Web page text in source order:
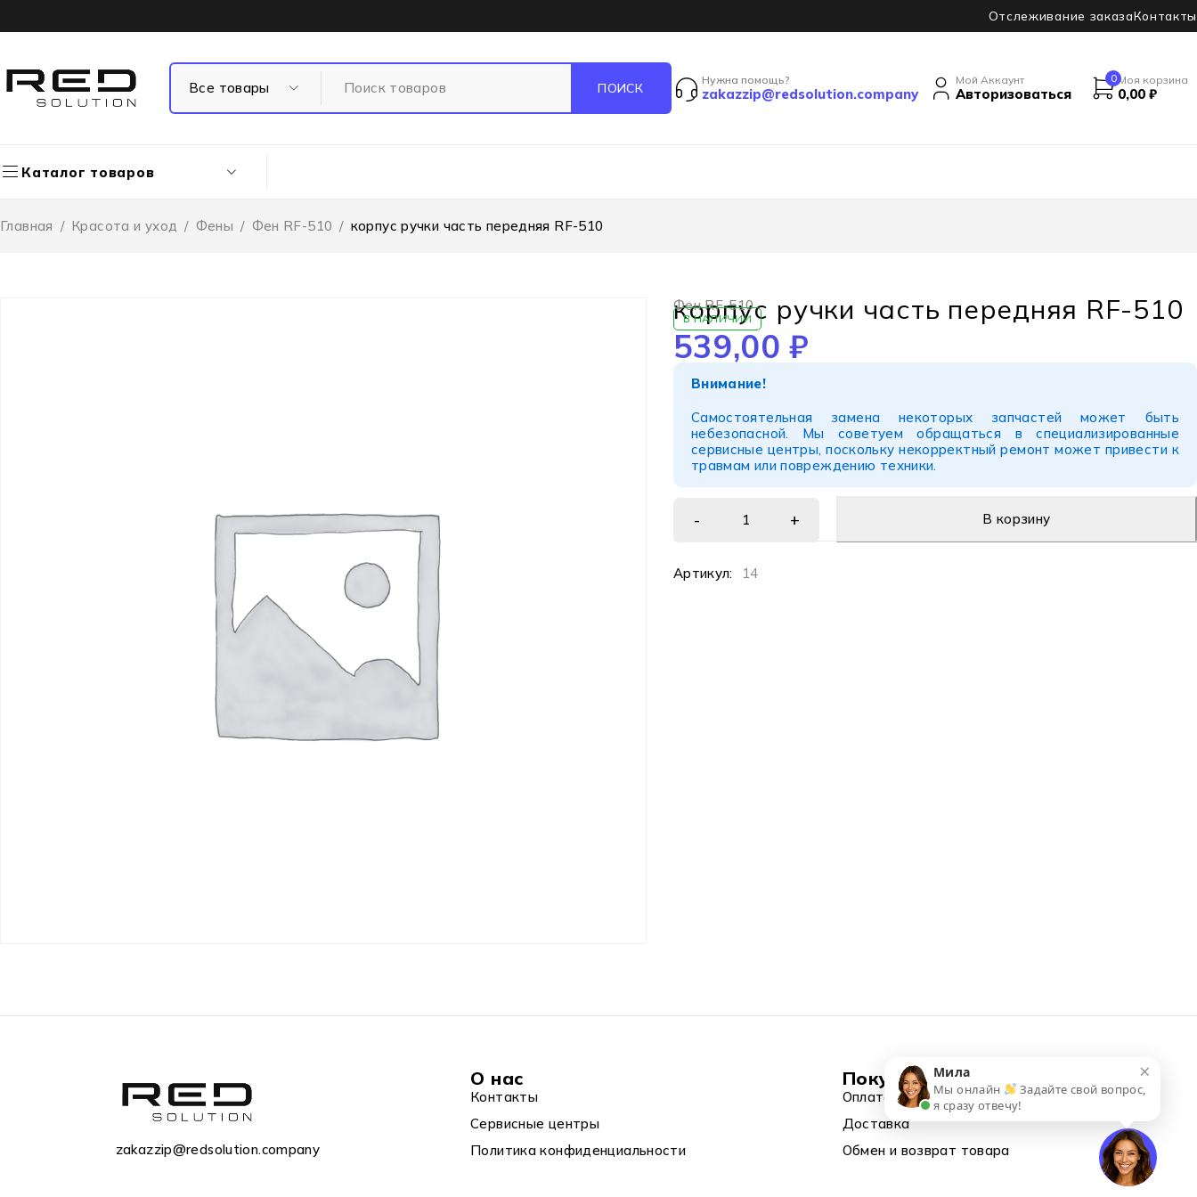
Отслеживание заказаКонтакты
Нужна помощь?
zakazzip@redsolution.company
Мой Аккаунт
Авторизоваться
0 Моя корзина
0,00 ₽
Каталог товаров
Главная / Красота и уход / Фены / Фен RF-510 / корпус ручки часть передняя RF-510
Фен RF-510
корпус ручки часть передняя RF-510
В НАЛИЧИИ
539,00₽
Внимание!
Самостоятельная замена некоторых запчастей может быть
небезопасной. Мы советуем обращаться в специализированные
сервисные центры, поскольку некорректный ремонт может привести к
травмам или повреждению техники.
В корзину
Артикул: 14
zakazzip@redsolution.company
О нас
Контакты
Сервисные центры
Политика конфиденциальности
Покупка
Оплата
Доставка
Обмен и возврат товара
×
Мила
Мы онлайн
Задайте свой вопрос,
я сразу отвечу!